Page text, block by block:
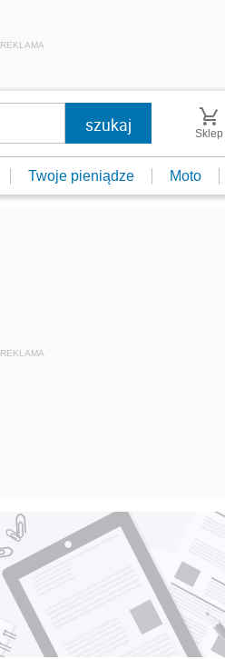
REKLAMA
Sklep
Twoje pieniądze Moto